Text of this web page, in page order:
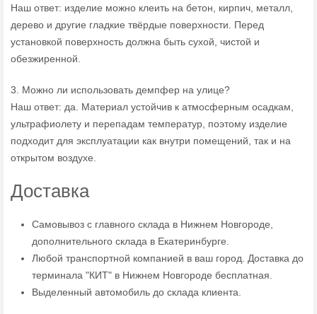
Наш ответ: изделие можно клеить на бетон, кирпич, металл,
дерево и другие гладкие твёрдые поверхности. Перед
установкой поверхность должна быть сухой, чистой и
обезжиренной.
3. Можно ли использовать демпфер на улице?
Наш ответ: да. Материал устойчив к атмосферным осадкам,
ультрафиолету и перепадам температур, поэтому изделие
подходит для эксплуатации как внутри помещений, так и на
открытом воздухе.
Доставка
Самовывоз с главного склада в Нижнем Новгороде,
дополнительного склада в Екатеринбурге.
Любой транспортной компанией в ваш город. Доставка до
терминала "КИТ" в Нижнем Новгороде бесплатная.
Выделенный автомобиль до склада клиента.